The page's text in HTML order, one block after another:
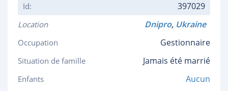
Id: 397029
Location Dnipro, Ukraine
Occupation Gestionnaire
Situation de famille Jamais été marrié
Enfants Aucun